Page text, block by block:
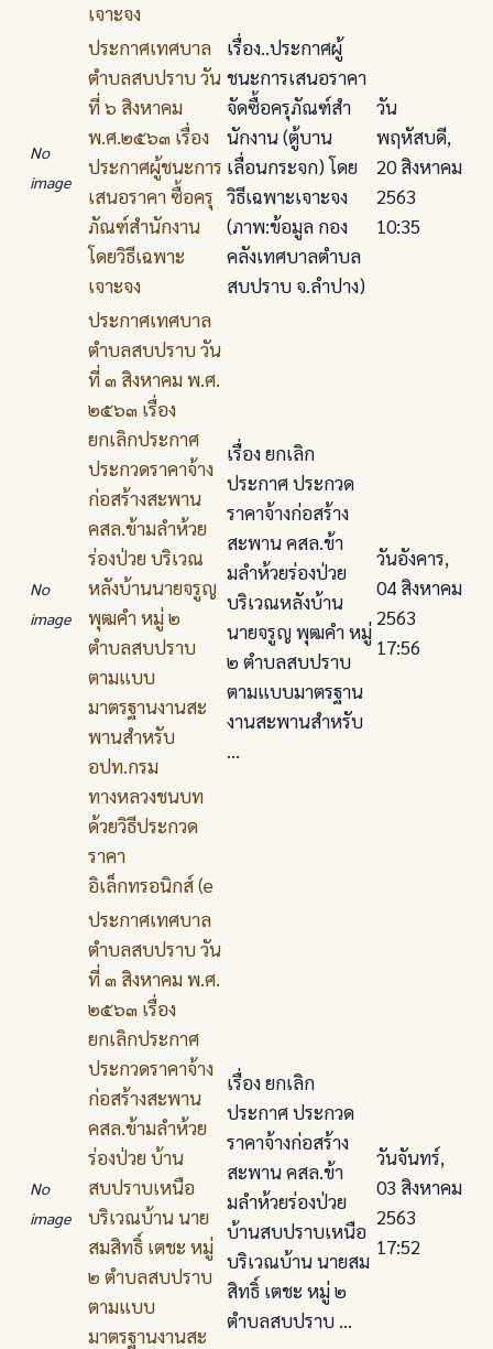
เจาะจง
No
image
ประกาศเทศบาล
ตําบลสบปราบ วัน
ที่ ๖ สิงหาคม
พ.ศ.๒๕๖๓ เรื่อง
ประกาศผู้ชนะการ
เสนอราคา ซื้อครุ
ภัณฑ์สํานักงาน
โดยวิธีเฉพาะ
เจาะจง
เรื่อง..ประกาศผู้
ชนะการเสนอราคา
จัดซื้อครุภัณฑ์สํา
นักงาน (ตู้บาน
เลื่อนกระจก) โดย
วิธีเฉพาะเจาะจง
(ภาพ:ข้อมูล กอง
คลังเทศบาลตำบล
สบปราบ จ.ลำปาง)
วัน
พฤหัสบดี,
20 สิงหาคม
2563
10:35
No
image
ประกาศเทศบาล
ตําบลสบปราบ วัน
ที่ ๓ สิงหาคม พ.ศ.
๒๕๖๓ เรื่อง
ยกเลิกประกาศ
ประกวดราคาจ้าง
ก่อสร้างสะพาน
คสล.ข้ามลําห้วย
ร่องป่วย บริเวณ
หลังบ้านนายจรูญ
พุฒคํา หมู่ ๒
ตําบลสบปราบ
ตามแบบ
มาตรฐานงานสะ
พานสําหรับ
อปท.กรม
ทางหลวงชนบท
ด้วยวิธีประกวด
ราคา
อิเล็กทรอนิกส์ (e
เรื่อง ยกเลิก
ประกาศ ประกวด
ราคาจ้างก่อสร้าง
สะพาน คสล.ข้า
มลําห้วยร่องป่วย
บริเวณหลังบ้าน
นายจรูญ พุฒคํา หมู่
๒ ตําบลสบปราบ
ตามแบบมาตรฐาน
งานสะพานสําหรับ
...
วันอังคาร,
04 สิงหาคม
2563
17:56
No
image
ประกาศเทศบาล
ตําบลสบปราบ วัน
ที่ ๓ สิงหาคม พ.ศ.
๒๕๖๓ เรื่อง
ยกเลิกประกาศ
ประกวดราคาจ้าง
ก่อสร้างสะพาน
คสล.ข้ามลําห้วย
ร่องป่วย บ้าน
สบปราบเหนือ
บริเวณบ้าน นาย
สมสิทธิ์ เตชะ หมู่
๒ ตําบลสบปราบ
ตามแบบ
มาตรฐานงานสะ
เรื่อง ยกเลิก
ประกาศ ประกวด
ราคาจ้างก่อสร้าง
สะพาน คสล.ข้า
มลําห้วยร่องป่วย
บ้านสบปราบเหนือ
บริเวณบ้าน นายสม
สิทธิ์ เตชะ หมู่ ๒
ตําบลสบปราบ ...
วันจันทร์,
03 สิงหาคม
2563
17:52